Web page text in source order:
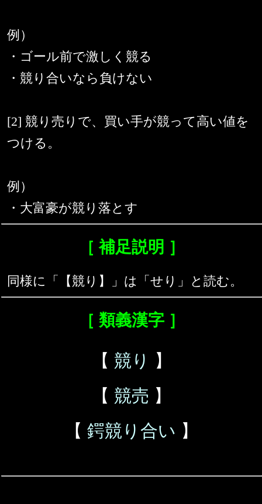
例）
・ゴール前で激しく競る
・競り合いなら負けない
[2] 競り売りで、買い手が競って高い値を
つける。
例）
・大富豪が競り落とす
［ 補足説明 ］
同様に「【競り】」は「せり」と読む。
［ 類義漢字 ］
【 競り
】
【 競売 】
【 鍔競り合い 】